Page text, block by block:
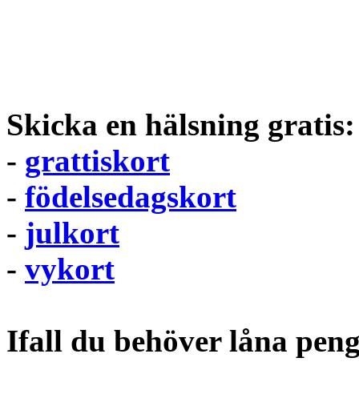
Skicka en hälsning gratis:
- grattiskort
- födelsedagskort
- julkort
- vykort
Ifall du behöver låna